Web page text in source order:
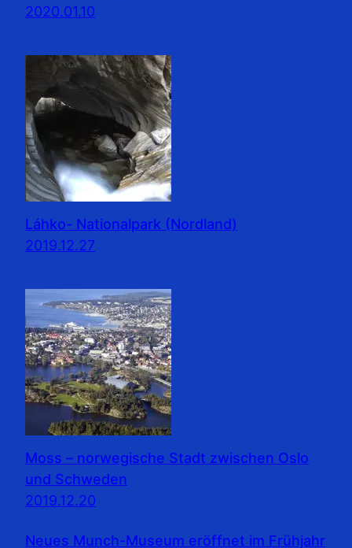
2020.01.10
Láhko- Nationalpark (Nordland)
2019.12.27
Moss – norwegische Stadt zwischen Oslo
und Schweden
2019.12.20
Neues Munch-Museum eröffnet im Frühjahr